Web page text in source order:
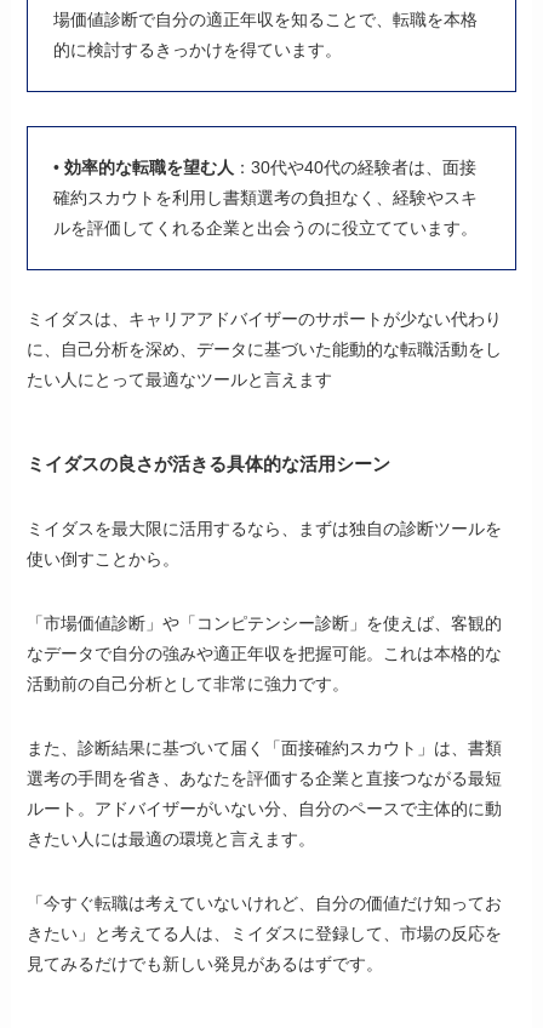
場価値診断で自分の適正年収を知ることで、転職を本格
的に検討するきっかけを得ています。
•効率的な転職を望む人 ：30代や40代の経験者は、面接
確約スカウトを利用し書類選考の負担なく、経験やスキ
ルを評価してくれる企業と出会うのに役立てています。
ミイダスは、キャリアアドバイザーのサポートが少ない代わり
に、自己分析を深め、データに基づいた能動的な転職活動をし
たい人にとって最適なツールと言えます
ミイダスの良さが活きる具体的な活用シーン
ミイダスを最大限に活用するなら、まずは独自の診断ツールを
使い倒すことから。
「市場価値診断」や「コンピテンシー診断」を使えば、客観的
なデータで自分の強みや適正年収を把握可能。これは本格的な
活動前の自己分析として非常に強力です。
また、診断結果に基づいて届く「面接確約スカウト」は、書類
選考の手間を省き、あなたを評価する企業と直接つながる最短
ルート。アドバイザーがいない分、自分のペースで主体的に動
きたい人には最適の環境と言えます。
「今すぐ転職は考えていないけれど、自分の価値だけ知ってお
きたい」と考えてる人は、ミイダスに登録して、市場の反応を
見てみるだけでも新しい発見があるはずです。